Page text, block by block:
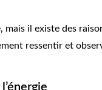
il existe des
ressentir et